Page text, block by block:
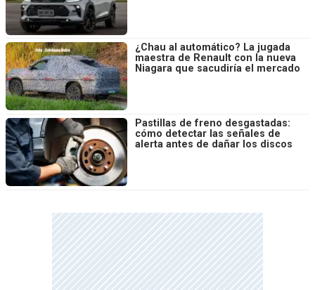
¿Chau al automático? La jugada
maestra de Renault con la nueva
Niagara que sacudiría el mercado
Pastillas de freno desgastadas:
cómo detectar las señales de
alerta antes de dañar los discos